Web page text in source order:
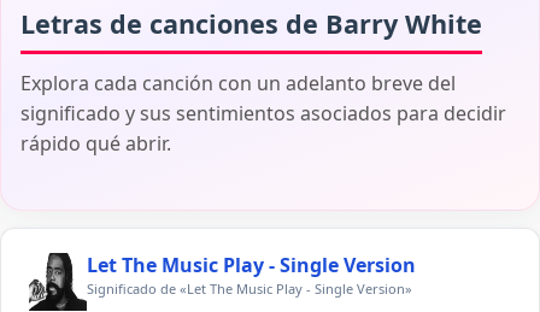
Letras de canciones de Barry White
Explora cada canción con un adelanto breve del
significado y sus sentimientos asociados para decidir
rápido qué abrir.
Let The Music Play - Single Version
Significado de «Let The Music Play - Single Version»